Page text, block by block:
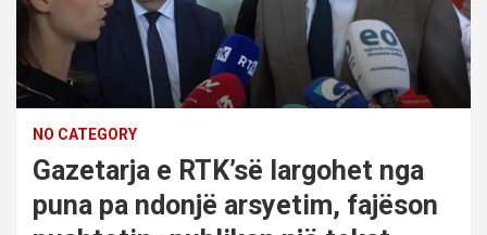
NO CATEGORY
Gazetarja e RTK’së largohet nga
puna pa ndonjë arsyetim, fajëson